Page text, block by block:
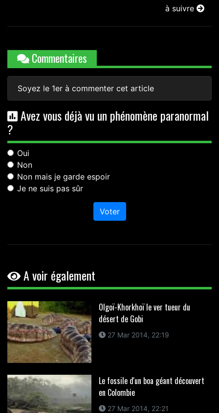
à suivre
Commentaires
Soyez le 1er à commenter cet article
Avez vous déjà vu un phénomène paranormal
?
Oui
Non
Non mais je garde espoir
Je ne suis pas sûr
Voter
A voir également
Olgoï-Khorkhoï le ver tueur du
désert de Gobi
27 Mar 2014, 22:19
Le fossile d'un boa géant découvert
en Colombie
27 Mar 2014, 22:21